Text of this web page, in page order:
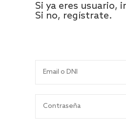
Si ya eres usuario,
Si no, regístrate.